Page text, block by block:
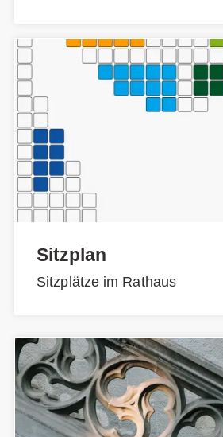
Sitzplan
Sitzplätze im Rathaus